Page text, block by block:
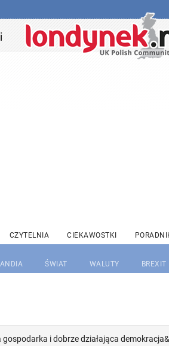
CZYTELNIA CIEKAWOSTKI
ŚWIAT WALUTY BREXIT
i dobrze działająca